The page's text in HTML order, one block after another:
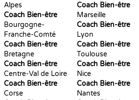
Alpes
Coach Bien-être
Bourgogne-
Franche-Comté
Coach Bien-être
Bretagne
Coach Bien-être
Centre-Val de Loire
Coach Bien-être
Corse
Coach Bien-être
Marseille
Coach Bien-être
Lyon
Coach Bien-être
Toulouse
Coach Bien-être
Nice
Coach Bien-être
Nantes